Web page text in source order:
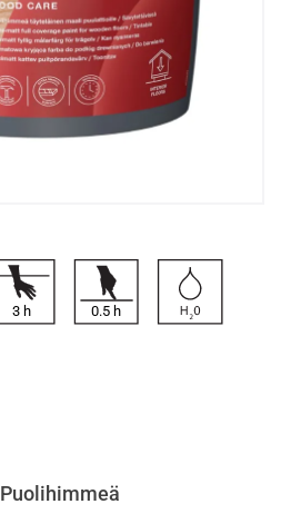
3 h 0.5 h
Puolihimmeä